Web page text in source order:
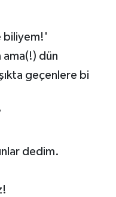
biliyem!'
ama(!) dün
geçenlere bi
dedim.